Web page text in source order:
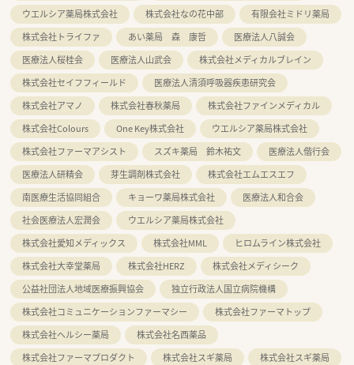
ウエルシア薬局株式会社
株式会社なの花中部
有限会社ミドリ薬局
株式会社トライファ
あい薬局 森 康哲
医療法人八誠会
医療法人桜桂会
医療法人山武会
株式会社メディカルブレイン
株式会社セイフフィールド
医療法人清須呼吸器疾患研究会
株式会社アマノ
株式会社春秋薬局
株式会社ファインメディカル
株式会社Colours
One Key株式会社
ウエルシア薬局株式会社
株式会社ファーマアシスト
スズキ薬局 鈴木祐文
医療法人偕行会
医療法人研精会
芽生調剤株式会社
株式会社エムエスエフ
南医療生活協同組合
キョーワ薬局株式会社
医療法人和合会
社会医療法人宏潤会
ウエルシア薬局株式会社
株式会社愛知メディックス
株式会社MML
ヒロムライン株式会社
株式会社大幸堂薬局
株式会社HERZ
株式会社メディシーク
公益社団法人地域医療振興協会
独立行政法人国立病院機構
株式会社コミュニケーションファーマシー
株式会社ファーマトップ
株式会社ヘルシー薬局
株式会社名西薬品
株式会社ファーマプロダクト
株式会社スギ薬局
株式会社スギ薬局